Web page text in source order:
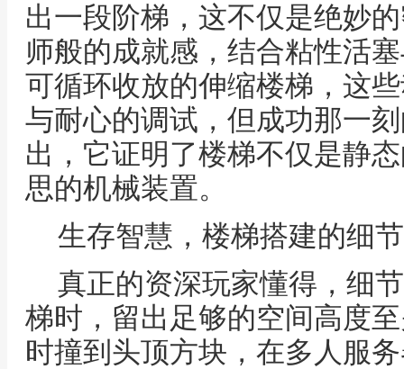
出一段阶梯，这不仅是绝妙
师般的成就感，结合粘性活
可循环收放的伸缩楼梯，这
与耐心的调试，但成功那一
出，它证明了楼梯不仅是静
思的机械装置。
生存智慧，楼梯搭建的细
真正的资深玩家懂得，细
梯时，留出足够的空间高度
时撞到头顶方块，在多人服